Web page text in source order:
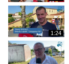
1:24